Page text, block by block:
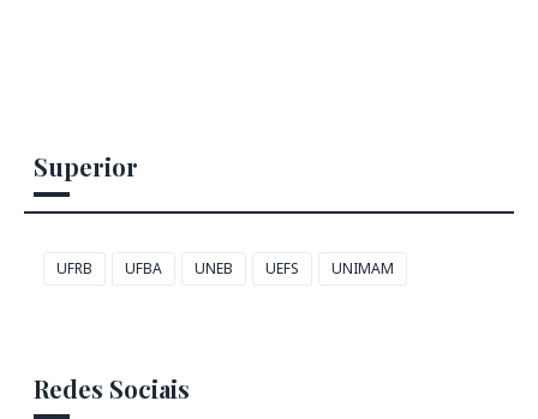
Superior
UFRB UFBA UNEB UEFS UNIMAM
Redes Sociais